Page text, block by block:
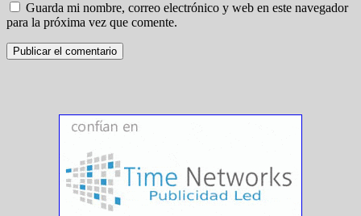
Guarda mi nombre, correo electrónico y web en este navegador
para la próxima vez que comente.